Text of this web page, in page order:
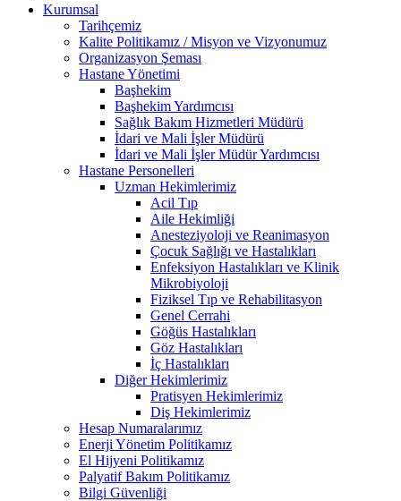
Kurumsal
Tarihçemiz
Kalite Politikamız / Misyon ve Vizyonumuz
Organizasyon Şeması
Hastane Yönetimi
Başhekim
Başhekim Yardımcısı
Sağlık Bakım Hizmetleri Müdürü
İdari ve Mali İşler Müdürü
İdari ve Mali İşler Müdür Yardımcısı
Hastane Personelleri
Uzman Hekimlerimiz
Acil Tıp
Aile Hekimliği
Anesteziyoloji ve Reanimasyon
Çocuk Sağlığı ve Hastalıkları
Enfeksiyon Hastalıkları ve Klinik
Mikrobiyoloji
Fiziksel Tıp ve Rehabilitasyon
Genel Cerrahi
Göğüs Hastalıkları
Göz Hastalıkları
İç Hastalıkları
Diğer Hekimlerimiz
Pratisyen Hekimlerimiz
Diş Hekimlerimiz
Hesap Numaralarımız
Enerji Yönetim Politikamız
El Hijyeni Politikamız
Palyatif Bakım Politikamız
Bilgi Güvenliği